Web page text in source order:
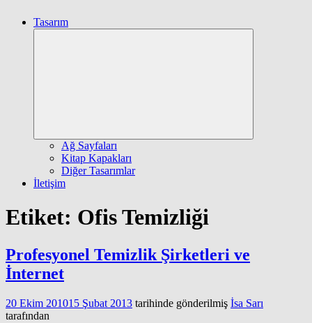
Tasarım
Ağ Sayfaları
Kitap Kapakları
Diğer Tasarımlar
İletişim
Etiket: Ofis Temizliği
Profesyonel Temizlik Şirketleri ve
İnternet
20 Ekim 201015 Şubat 2013 tarihinde gönderilmiş İsa Sarı
tarafından